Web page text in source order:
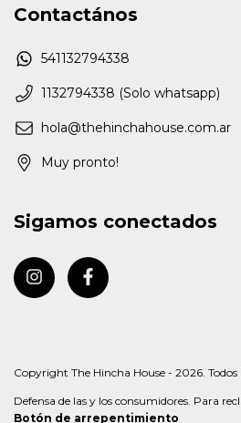
Contactános
541132794338
1132794338 (Solo whatsapp)
hola@thehinchahouse.com.ar
Muy pronto!
Sigamos conectados
Copyright The Hincha House - 2026. Todos
Defensa de las y los consumidores. Para
Botón de arrepentimiento